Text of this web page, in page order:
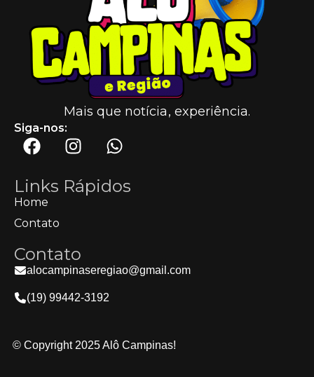
Mais que notícia, experiência.
Siga-nos:
Links Rápidos
Home
Contato
Contato
alocampinaseregiao@gmail.com
(19) 99442-3192
© Copyright 2025 Alô Campinas!